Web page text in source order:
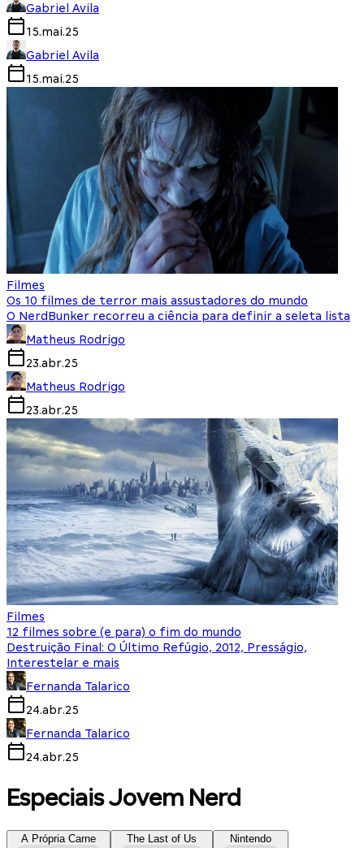
Gabriel Avila
15.mai.25
Gabriel Avila
15.mai.25
Filmes
Os 10 filmes de terror mais assustadores do mundo
O NerdBunker recorreu a ciência para definir a seleta lista
Matheus Rodrigo
23.abr.25
Matheus Rodrigo
23.abr.25
Filmes
12 filmes sobre (e para) o fim do mundo
Destruição Final: O Último Refúgio, 2012, Presságio,
Interestelar e mais
Fernanda Talarico
24.abr.25
Fernanda Talarico
24.abr.25
Especiais Jovem Nerd
A Própria Carne The Last of Us Nintendo